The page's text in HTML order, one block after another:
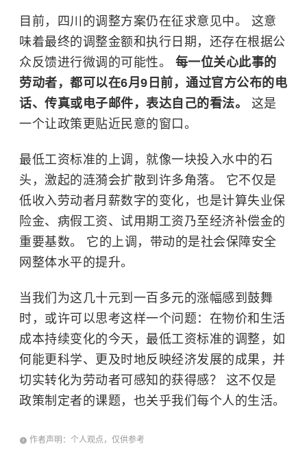
目前，四川的调整方案仍在征求意见中。 这意
味着最终的调整金额和执行日期，还存在根据公
众反馈进行微调的可能性。 每一位关心此事的
劳动者，都可以在6月9日前，通过官方公布的电
话、传真或电子邮件，表达自己的看法。 这是
一个让政策更贴近民意的窗口。
最低工资标准的上调，就像一块投入水中的石
头，激起的涟漪会扩散到许多角落。 它不仅是
低收入劳动者月薪数字的变化，也是计算失业保
险金、病假工资、试用期工资乃至经济补偿金的
重要基数。 它的上调，带动的是社会保障安全
网整体水平的提升。
当我们为这几十元到一百多元的涨幅感到鼓舞
时，或许可以思考这样一个问题：在物价和生活
成本持续变化的今天，最低工资标准的调整，如
何能更科学、更及时地反映经济发展的成果，并
切实转化为劳动者可感知的获得感？ 这不仅是
政策制定者的课题，也关乎我们每个人的生活。
作者声明：个人观点，仅供参考